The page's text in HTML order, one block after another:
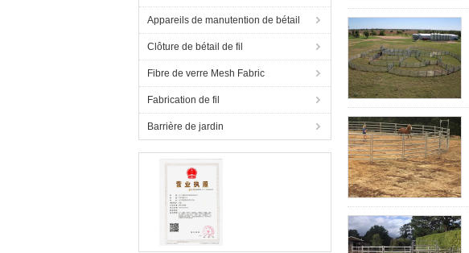
Appareils de manutention de bétail
Clôture de bétail de fil
Fibre de verre Mesh Fabric
Fabrication de fil
Barrière de jardin